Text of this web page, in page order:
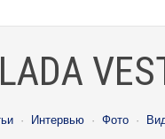
· Интервью · Фото ·